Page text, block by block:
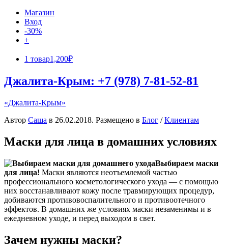
Магазин
Вход
-30%
+
1 товар1,200₽
Джалита-Крым: +7 (978) 7-81-52-81
«Джалита-Крым»
Автор Саша в 26.02.2018. Размещено в Блог /Клиентам
Маски для лица в домашних условиях
Выбираем маски
для лица! Маски являются неотъемлемой частью
профессионального косметологического ухода — с помощью
них восстанавливают кожу после травмирующих процедур,
добиваются противовоспалительного и противоотечного
эффектов. В домашних же условиях маски незаменимы и в
ежедневном уходе, и перед выходом в свет.
Зачем нужны маски?